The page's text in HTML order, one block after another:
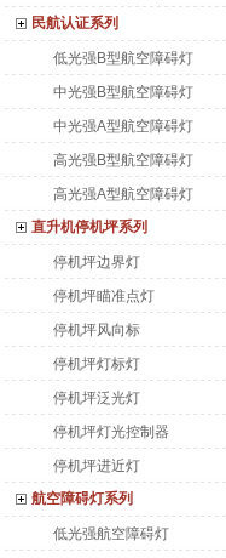
民航认证系列
低光强B型航空障碍灯
中光强B型航空障碍灯
中光强A型航空障碍灯
高光强B型航空障碍灯
高光强A型航空障碍灯
直升机停机坪系列
停机坪边界灯
停机坪瞄准点灯
停机坪风向标
停机坪灯标灯
停机坪泛光灯
停机坪灯光控制器
停机坪进近灯
航空障碍灯系列
低光强航空障碍灯